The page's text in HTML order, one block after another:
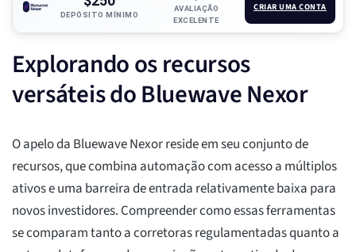
DEPÓSITO MÍNIMO
AVALIAÇÃO
EXCELENTE
CRIAR UMA CONTA
Explorando os recursos
versáteis do Bluewave Nexor
O apelo da Bluewave Nexor reside em seu conjunto de
recursos, que combina automação com acesso a múltiplos
ativos e uma barreira de entrada relativamente baixa para
novos investidores. Compreender como essas ferramentas
se comparam tanto a corretoras regulamentadas quanto a